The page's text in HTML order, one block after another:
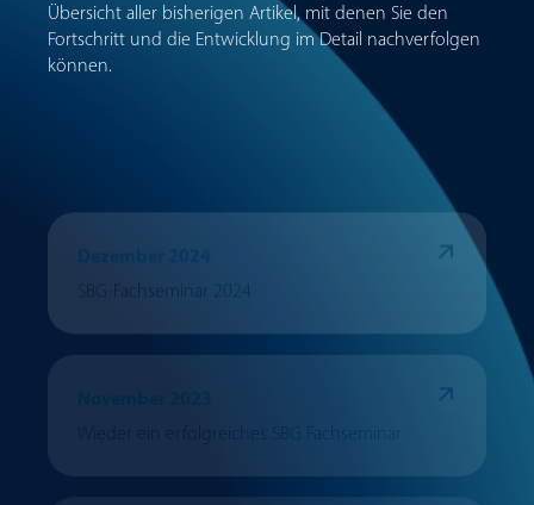
Übersicht aller bisherigen Artikel, mit denen Sie den
Fortschritt und die Entwicklung im Detail nachverfolgen
können.
SBG-Fachseminar 2024